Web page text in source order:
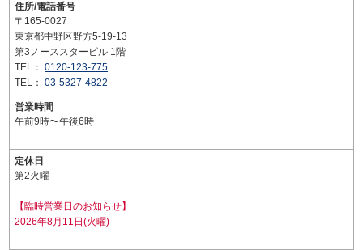
住所/電話番号
〒165-0027
東京都中野区野方5-19-13
第3ノーススタービル 1階
TEL： 0120-123-775
TEL： 03-5327-4822
営業時間
午前9時〜午後6時
定休日
第2火曜
【臨時営業日のお知らせ】
2026年8月11日(火曜)